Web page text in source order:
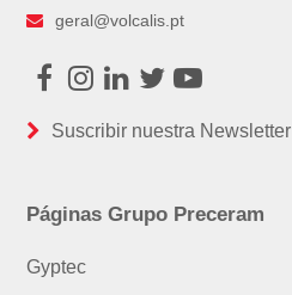
geral@volcalis.pt
Facebook
Instagram
LinkedIn
TwitterYoutube
Suscribir nuestra Newsletter
Páginas Grupo Preceram
Gyptec